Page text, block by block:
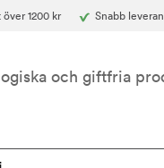
över 1200 kr Snabb
och giftfria